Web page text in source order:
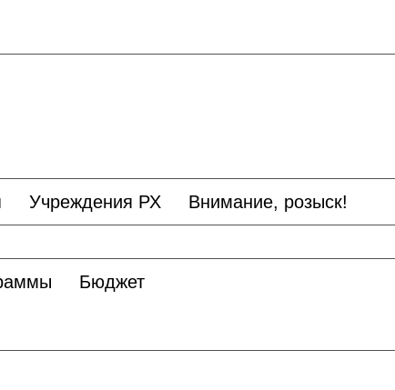
Учреждения РХ Внимание, розыск!
Бюджет